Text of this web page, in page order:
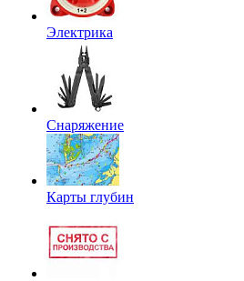
Электрика
Снаряжение
Карты глубин